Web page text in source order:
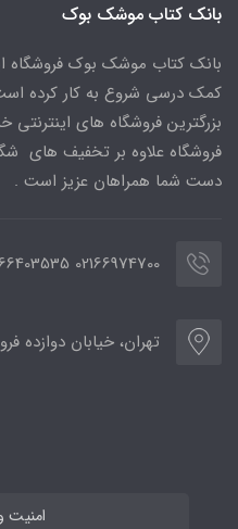
بانک کتاب موشک بوک
بانک کتاب موشک بوک فروشگاه
کمک درسی شروع به کار کرده
بزرگترین فروشگاه های
فروشگاه علاوه بر تخفیف های
دست شما همراهان عزیز است .
02166974700 02166403535
تهران، خیابان دوازده